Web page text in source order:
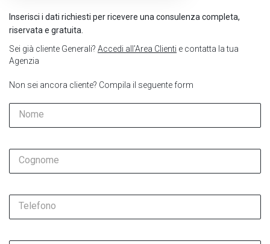
Inserisci i dati richiesti per ricevere una consulenza completa,
riservata e gratuita.
Sei già cliente Generali? Accedi all’Area Clienti e contatta la tua
Agenzia
Non sei ancora cliente? Compila il seguente form
Nome
Cognome
Telefono